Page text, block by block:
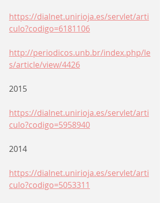
https://dialnet.unirioja.es/servlet/arti
culo?codigo=6181106
http://periodicos.unb.br/index.php/le
s/article/view/4426
2015
https://dialnet.unirioja.es/servlet/arti
culo?codigo=5958940
2014
https://dialnet.unirioja.es/servlet/arti
culo?codigo=5053311